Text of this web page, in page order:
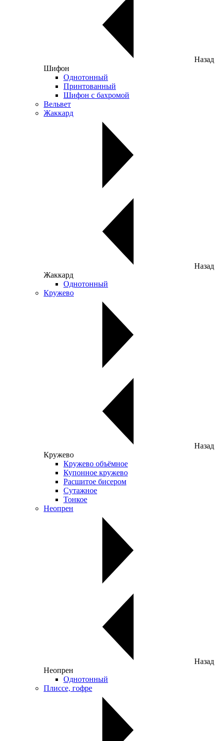
Назад
Шифон
Однотонный
Принтованный
Шифон с бахромой
Вельвет
Жаккард
Назад
Жаккард
Однотонный
Кружево
Назад
Кружево
Кружево объёмное
Купонное кружево
Расшитое бисером
Сутажное
Тонкое
Неопрен
Назад
Неопрен
Однотонный
Плиссе, гофре